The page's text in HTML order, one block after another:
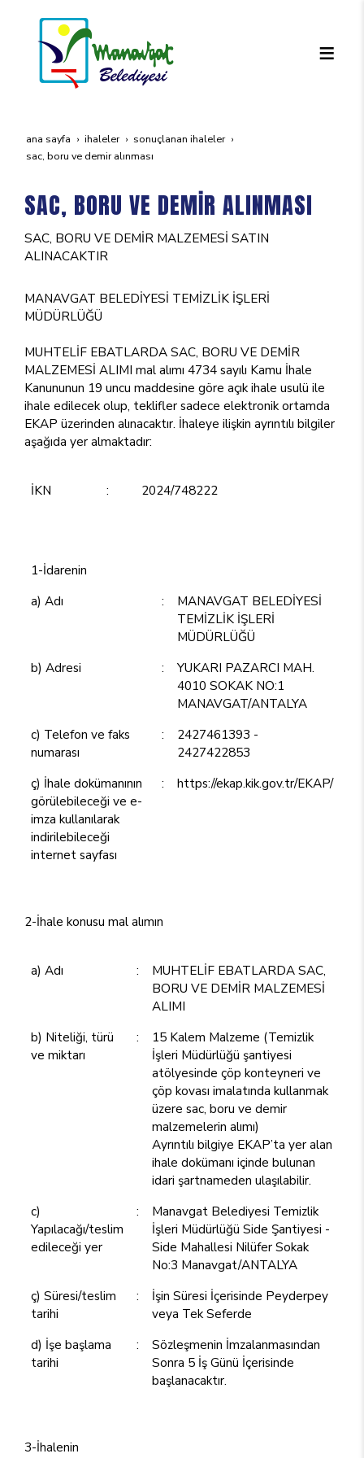
ana sayfa i̇haleler
sonuçlanan i̇haleler
sac, boru ve demi̇r alinmasi
SAC, BORU VE DEMİR ALINMASI
SAC, BORU VE DEMİR MALZEMESİ SATIN
ALINACAKTIR
MANAVGAT BELEDİYESİ TEMİZLİK İŞLERİ
MÜDÜRLÜĞÜ
MUHTELİF EBATLARDA SAC, BORU VE DEMİR
MALZEMESİ ALIMI mal alımı 4734 sayılı Kamu İhale
Kanununun 19 uncu maddesine göre açık ihale usulü ile
ihale edilecek olup, teklifler sadece elektronik ortamda
EKAP üzerinden alınacaktır. İhaleye ilişkin ayrıntılı bilgiler
aşağıda yer almaktadır:
İKN : 2024/748222
1-İdarenin
a) Adı
:
MANAVGAT BELEDİYESİ
TEMİZLİK İŞLERİ
MÜDÜRLÜĞÜ
b) Adresi
:
YUKARI PAZARCI MAH.
4010 SOKAK NO:1
MANAVGAT/ANTALYA
c) Telefon ve faks
numarası
:
2427461393 -
2427422853
ç) İhale dokümanının
görülebileceği ve e-
imza kullanılarak
indirilebileceği
internet sayfası
: https://ekap.kik.gov.tr/EKAP/
2-İhale konusu mal alımın
a) Adı :
MUHTELİF EBATLARDA SAC,
BORU VE DEMİR MALZEMESİ
ALIMI
b) Niteliği, türü
ve miktarı
:
15 Kalem Malzeme (Temizlik
İşleri Müdürlüğü şantiyesi
atölyesinde çöp konteyneri ve
çöp kovası imalatında kullanmak
üzere sac, boru ve demir
malzemelerin alımı)
Ayrıntılı bilgiye EKAP’ta yer alan
ihale dokümanı içinde bulunan
idari şartnameden ulaşılabilir.
c)
Yapılacağı/teslim
edileceği yer
:
Manavgat Belediyesi Temizlik
İşleri Müdürlüğü Side Şantiyesi -
Side Mahallesi Nilüfer Sokak
No:3 Manavgat/ANTALYA
ç) Süresi/teslim
tarihi
:
İşin Süresi İçerisinde Peyderpey
veya Tek Seferde
d) İşe başlama
tarihi
:
Sözleşmenin İmzalanmasından
Sonra 5 İş Günü İçerisinde
başlanacaktır.
3-İhalenin